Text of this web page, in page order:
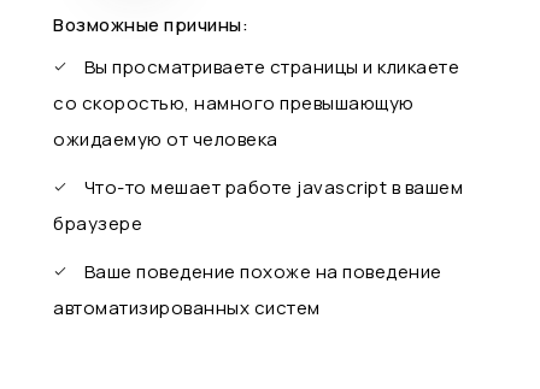
Возможные причины:
Вы просматриваете страницы и кликаете
со скоростью, намного превышающую
ожидаемую от человека
Что-то мешает работе javascript в вашем
браузере
Ваше поведение похоже на поведение
автоматизированных систем